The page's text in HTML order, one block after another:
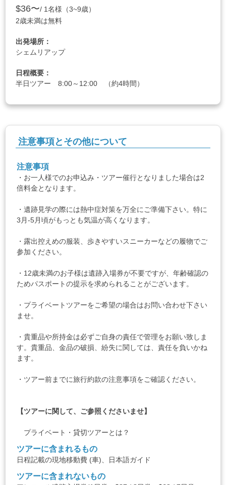
$36〜/ 1名様（3~9歳）
2歳未満は無料
出発場所：
シェムリアップ
日程概要：
半日ツアー 8:00～12:00 （約4時間）
注意事項とその他について
注意事項
・お一人様でのお申込み・ツアー催行となりました場合は2
倍料金となります。
・遺跡見学の際には熱中症対策を万全にご準備下さい。特に
3月-5月頃がもっとも気温が高くなります。
・露出控えめの服装、歩きやすいスニーカーなどの履物でご
参加ください。
・12歳未満のお子様は遺跡入場券が不要ですが、年齢確認の
ためパスポートの提示を求められることがございます。
・プライベートツアーをご希望の場合はお問い合わせ下さい
ませ。
・貴重品や所持金は必ずご自身の責任で管理をお願い致しま
す。貴重品、金品の破損、紛失に関しては、責任を負いかね
ます。
・ツアー前までに旅行約款の注意事項をご確認ください。
【ツアーに関して、ご参照くださいませ】
プライベート・貸切ツアーとは？
ツアーに含まれるもの
日程記載の現地移動費 (車)、日本語ガイド
ツアーに含まれないもの